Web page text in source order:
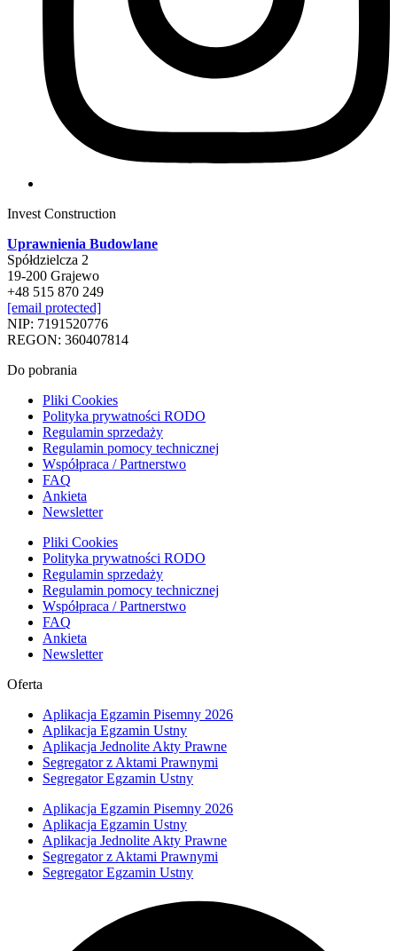
Invest Construction
Uprawnienia Budowlane
Spółdzielcza 2
19-200 Grajewo
+48 515 870 249
[email protected]
NIP: 7191520776
REGON: 360407814
Do pobrania
Pliki Cookies
Polityka prywatności RODO
Regulamin sprzedaży
Regulamin pomocy technicznej
Współpraca / Partnerstwo
FAQ
Ankieta
Newsletter
Pliki Cookies
Polityka prywatności RODO
Regulamin sprzedaży
Regulamin pomocy technicznej
Współpraca / Partnerstwo
FAQ
Ankieta
Newsletter
Oferta
Aplikacja Egzamin Pisemny 2026
Aplikacja Egzamin Ustny
Aplikacja Jednolite Akty Prawne
Segregator z Aktami Prawnymi
Segregator Egzamin Ustny
Aplikacja Egzamin Pisemny 2026
Aplikacja Egzamin Ustny
Aplikacja Jednolite Akty Prawne
Segregator z Aktami Prawnymi
Segregator Egzamin Ustny